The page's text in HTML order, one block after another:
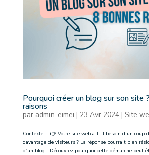
Pourquoi créer un blog sur son site
raisons
par admin-eimei | 23 Avr 2024| Site
Contexte… 👉 Votre site web a-t-il besoin d’un coup
davantage de visiteurs ? La réponse pourrait bien
d’un blog ! Découvrez pourquoi cette démarche peut